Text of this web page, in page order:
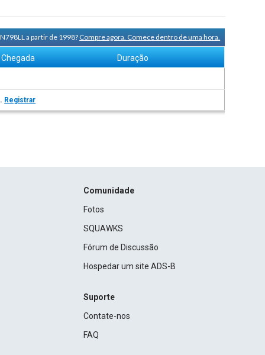
a partir de 1998?Compre agora. Comece dentro de uma hora.
Chegada Duração
Registrar
Comunidade
Fotos
SQUAWKS
Fórum de Discussão
Hospedar um site ADS-B
Suporte
Contate-nos
FAQ